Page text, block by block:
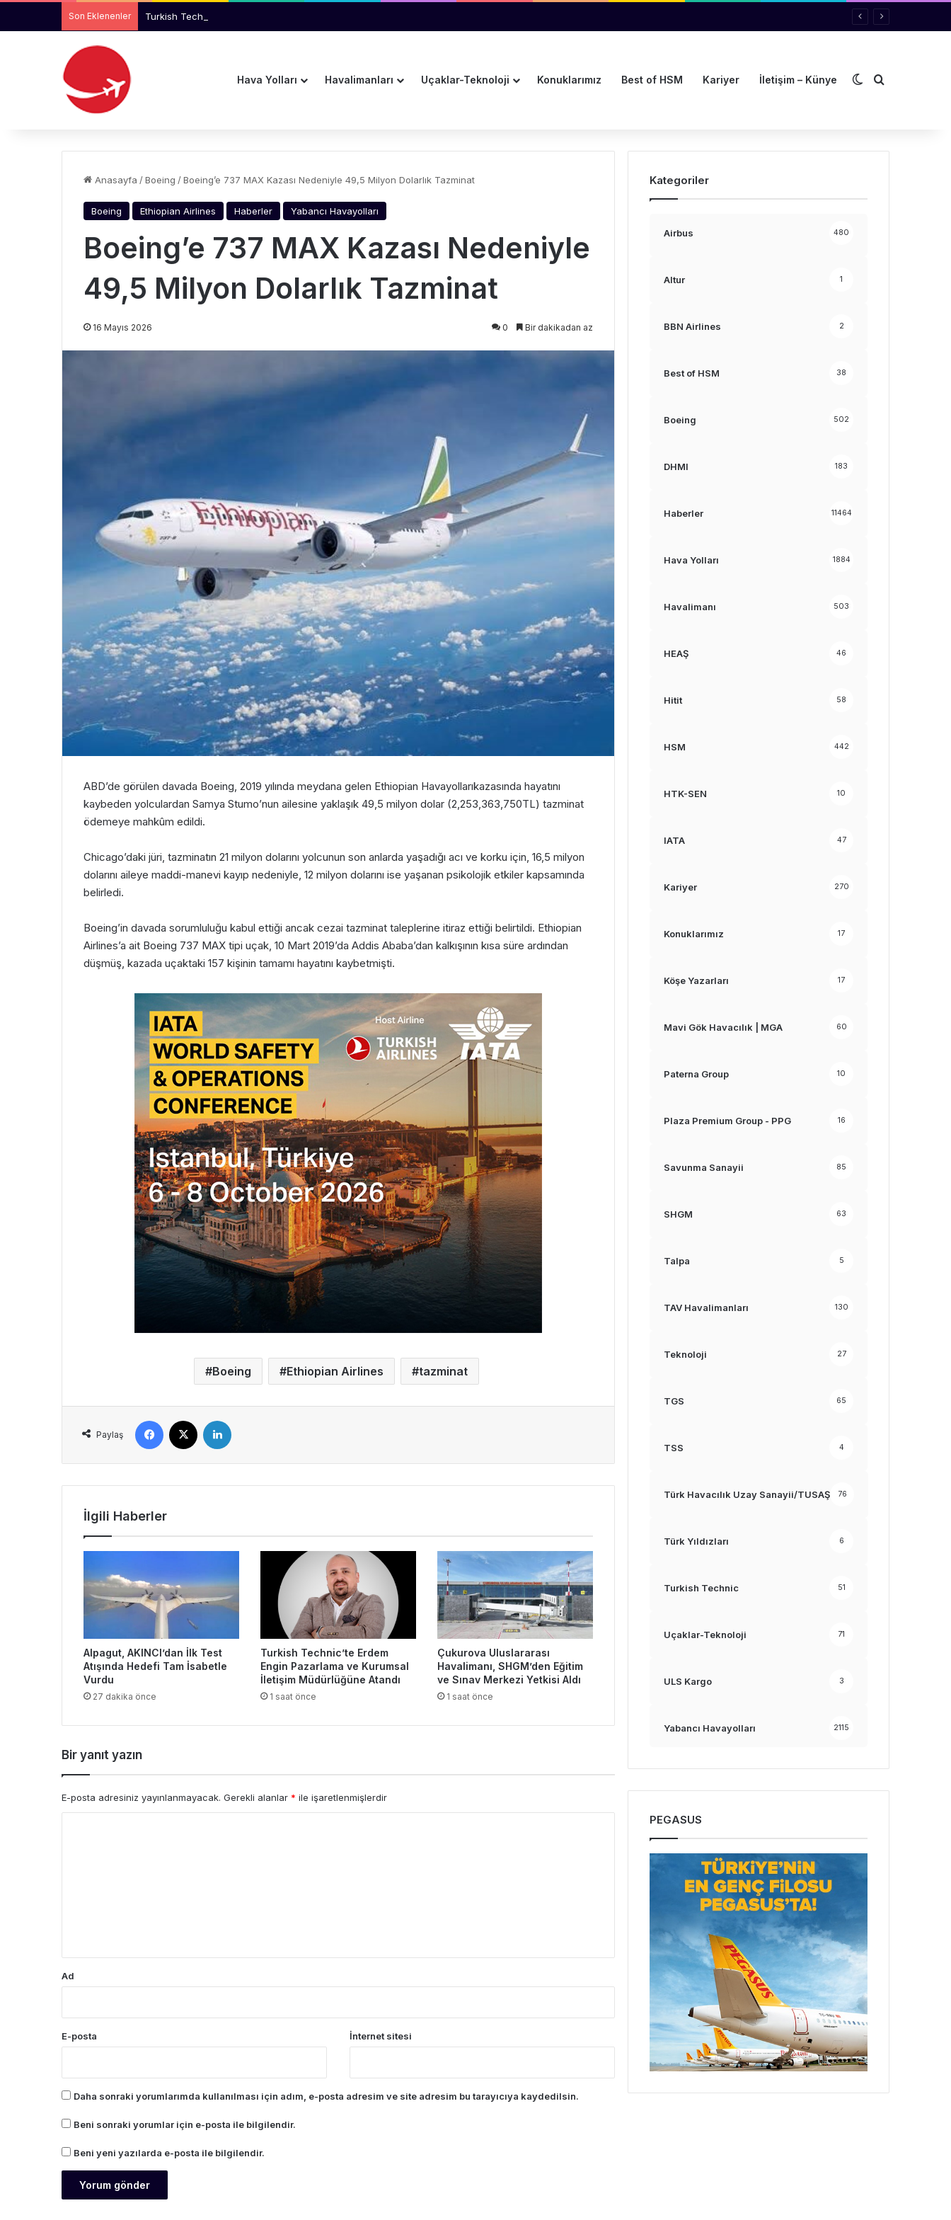
Son Eklenenler Turkish Technic’te Erdem Engin Pazarlama ve Kurumsal İletişim Müdürlüğüne Atandı
Hava Yolları Havalimanları Uçaklar-Teknoloji Konuklarımız Best of HSM Kariyer İletişim – Künye Dış görünümü
Arama yap
Anasayfa /Boeing /Boeing’e 737 MAX Kazası Nedeniyle 49,5 Milyon Dolarlık Tazminat
Boeing Ethiopian Airlines Haberler Yabancı Havayolları
Boeing’e 737 MAX Kazası Nedeniyle
49,5 Milyon Dolarlık Tazminat
16 Mayıs 2026 0 Bir dakikadan az
ABD’de görülen davada Boeing, 2019 yılında meydana gelen Ethiopian Havayollarıkazasında hayatını
kaybeden yolculardan Samya Stumo’nun ailesine yaklaşık 49,5 milyon dolar (2,253,363,750TL) tazminat
ödemeye mahkûm edildi.
Chicago’daki jüri, tazminatın 21 milyon dolarını yolcunun son anlarda yaşadığı acı ve korku için, 16,5 milyon
dolarını aileye maddi-manevi kayıp nedeniyle, 12 milyon dolarını ise yaşanan psikolojik etkiler kapsamında
belirledi.
Boeing’in davada sorumluluğu kabul ettiği ancak cezai tazminat taleplerine itiraz ettiği belirtildi. Ethiopian
Airlines’a ait Boeing 737 MAX tipi uçak, 10 Mart 2019’da Addis Ababa’dan kalkışının kısa süre ardından
düşmüş, kazada uçaktaki 157 kişinin tamamı hayatını kaybetmişti.
Boeing Ethiopian Airlines tazminat
Paylaş
Facebook
İlgili Haberler
Alpagut, AKINCI’dan İlk Test
Atışında Hedefi Tam İsabetle
Vurdu
27 dakika önce
Turkish Technic’te Erdem
Engin Pazarlama ve Kurumsal
İletişim Müdürlüğüne Atandı
1 saat önce
Çukurova Uluslararası
Havalimanı, SHGM’den Eğitim
ve Sınav Merkezi Yetkisi Aldı
1 saat önce
Bir yanıt yazın
E-posta adresiniz yayınlanmayacak. Gerekli alanlar * ile işaretlenmişlerdir
Ad
E-posta İnternet sitesi
Daha sonraki yorumlarımda kullanılması için adım, e-posta adresim ve site adresim bu tarayıcıya kaydedilsin.
Beni sonraki yorumlar için e-posta ile bilgilendir.
Beni yeni yazılarda e-posta ile bilgilendir.
Kategoriler
Airbus 480
Altur 1
BBN Airlines 2
Best of HSM 38
Boeing 502
DHMI 183
Haberler 11464
Hava Yolları 1884
Havalimanı 503
HEAŞ 46
Hitit 58
HSM 442
HTK-SEN 10
IATA 47
Kariyer 270
Konuklarımız 17
Köşe Yazarları 17
Mavi Gök Havacılık | MGA 60
Paterna Group 10
Plaza Premium Group - PPG 16
Savunma Sanayii 85
SHGM 63
Talpa 5
TAV Havalimanları 130
Teknoloji 27
TGS 65
TSS 4
Türk Havacılık Uzay Sanayii/TUSAŞ 76
Türk Yıldızları 6
Turkish Technic 51
Uçaklar-Teknoloji 71
ULS Kargo 3
Yabancı Havayolları 2115
PEGASUS